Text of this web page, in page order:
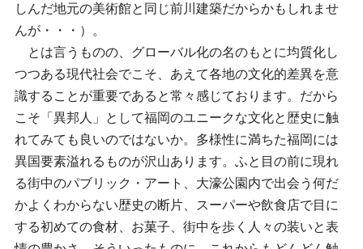
しんだ地元の美術館と同じ前川建築だからかもしれませ
んが・・・）。
とは言うものの、グローバル化の名のもとに均質化し
つつある現代社会でこそ、あえて各地の文化的差異を意
識することが重要であると常々感じております。だから
こそ「異邦人」として福岡のユニークな文化と歴史に触
れてみても良いのではないか。多様性に満ちた福岡には
異国要素溢れるものが沢山あります。ふと目の前に現れ
る街中のパブリック・アート、大濠公園内で出会う何だ
かよくわからない歴史の断片、スーパーや飲食店で目に
する初めての食材、お菓子、街中を歩く人々の装いと表